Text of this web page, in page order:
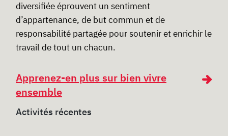
diversifiée éprouvent un sentiment
d’appartenance, de but commun et de
responsabilité partagée pour soutenir et enrichir le
travail de tout un chacun.
Apprenez-en plus sur bien vivre
ensemble
Activités récentes